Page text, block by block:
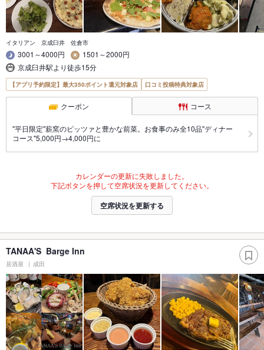
イタリアン 京成臼井 佐倉市
3001～4000円
1501～2000円
京成臼井駅より徒歩15分
【アプリ予約限定】最大350ポイント還元対象店 口コミ投稿特典対象店
クーポン コース
"平日限定"薪窯のピッツァと豊かな前菜。お食事のみ全10品"ディナー
コース"5,000円→4,000円に
カレンダーの更新に失敗しました。
下記ボタンを押して空席状況を更新してください。
空席状況を更新する
TANAA'S Barge Inn
居酒屋 成田